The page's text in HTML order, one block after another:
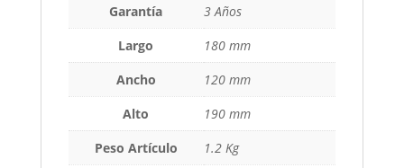
Garantía
3 Años
Largo
180 mm
Ancho
120 mm
Alto
190 mm
Peso Artículo
1.2 Kg